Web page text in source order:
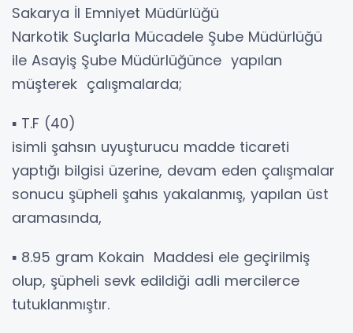
Sakarya İl Emniyet Müdürlüğü
Narkotik Suçlarla Mücadele Şube Müdürlüğü
ile Asayiş Şube Müdürlüğünce yapılan
müşterek çalışmalarda;
▪️ T.F (40)
isimli şahsın uyuşturucu madde ticareti
yaptığı bilgisi üzerine, devam eden çalışmalar
sonucu şüpheli şahıs yakalanmış, yapılan üst
aramasında,
▪️ 8.95 gram Kokain Maddesi ele geçirilmiş
olup, şüpheli sevk edildiği adli mercilerce
tutuklanmıştır.